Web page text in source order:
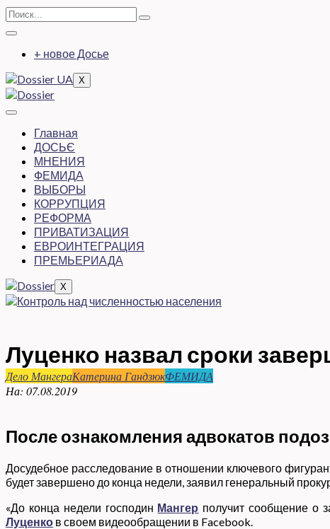
+ новое Досье
X
Главная
ДОСЬЄ
МНЕНИЯ
ФЕМИДА
ВЫБОРЫ
КОРРУПЦИЯ
РЕФОРМА
ПРИВАТИЗАЦИЯ
ЕВРОИНТЕГРАЦИЯ
ПРЕМЬЕРИАДА
X
Луценко назвал сроки
Дело МангераКатерина ГандзюкФЕМИДА
На: 07.08.2019
После ознакомления адвокатов
Досудебное расследование в отношении ключевого
будет завершено до конца недели, заявил генеральный
«До конца недели господин Мангер получит сообщение о
Луценко в своем видеообращении в Facebook.